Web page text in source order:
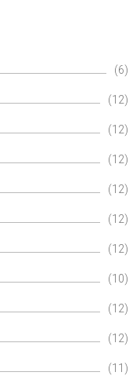
(6)
(12)
(12)
(12)
(12)
(12)
(12)
(10)
(12)
(12)
(11)